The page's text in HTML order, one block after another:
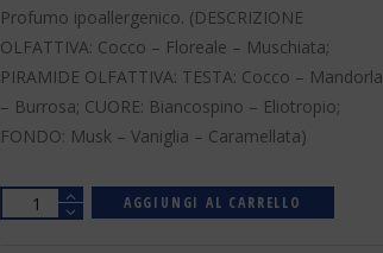
Profumo ipoallergenico. (DESCRIZIONE
OLFATTIVA: Cocco – Floreale – Muschiata;
PIRAMIDE OLFATTIVA: TESTA: Cocco – Mandorla
– Burrosa; CUORE: Biancospino – Eliotropio;
FONDO: Musk – Vaniglia – Caramellata)
Quantità AGGIUNGI AL CARRELLO